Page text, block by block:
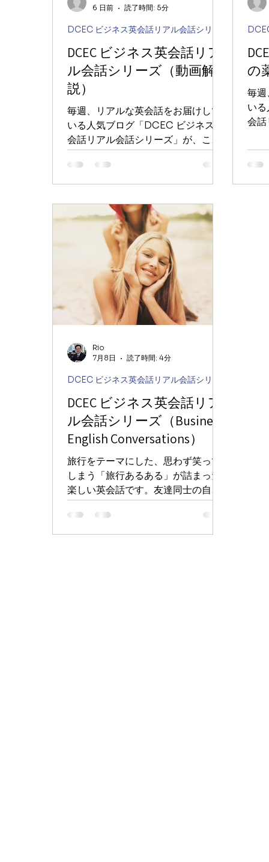
DCEC ビジネス英会話リア
ル会話シリーズ（動画解
説）
毎週、リアルな英会話をお届けして
いる人気ブログ「DCEC ビジネス英
会話リアル会話シリーズ」が、この
度さらにパワーアップしました！ こ
れまでのテキスト解説に加え、今回
から新たに「動画と音声」による解
のビジネスシーンや日常の何気ない
会話を、目と耳の両方からより深く
学ぶことができます。
6 日前
読了時間: 5分
の
毎
い
会
れ
か
DCEC ビジネス英会話リア
ル会話シリーズ（Business
English Conversations）
旅行をテーマにした、思わず笑って
しまう「旅行あるある」が詰まった
楽しい英会話です。友達同士の自然
なやり取りを通して、旅行で役立つ
英語表現や日常会話でよく使われる
フレーズ、ユーモアのある言い回し
Rio
7月8日
読了時間: 4分